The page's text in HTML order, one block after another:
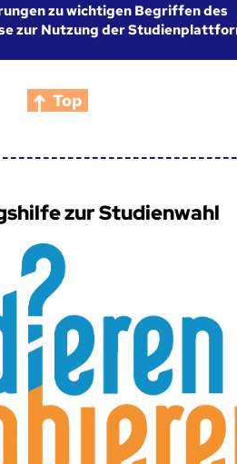
zu wichtigen Begriffen des
zur Nutzung der
Top
zur Studienwahl